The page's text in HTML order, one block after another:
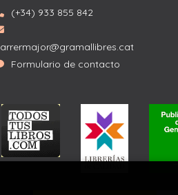
(+34) 933 855 842
Formulario de contacto